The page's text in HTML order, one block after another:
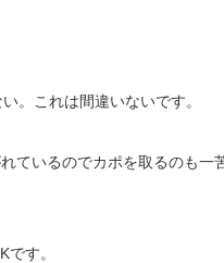
。これは間違いないです。
ているのでカポを取るのも一
す。